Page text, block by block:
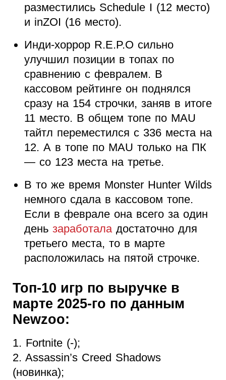
разместились Schedule I (12 место)
и inZOI (16 место).
Инди-хоррор R.E.P.O сильно
улучшил позиции в топах по
сравнению с февралем. В
кассовом рейтинге он поднялся
сразу на 154 строчки, заняв в итоге
11 место. В общем топе по MAU
тайтл переместился с 336 места на
12. А в топе по MAU только на ПК
— со 123 места на третье.
В то же время Monster Hunter Wilds
немного сдала в кассовом топе.
Если в феврале она всего за один
день заработаладостаточно для
третьего места, то в марте
расположилась на пятой строчке.
Топ-10 игр по выручке в
марте 2025-го по данным
Newzoo:
1. Fortnite (-);
2. Assassin’s Creed Shadows
(новинка);